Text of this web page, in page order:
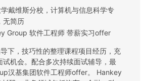
戴维斯分校，计算机与信息科学专
无简历
Group 软件工程师 带薪实习offer
下，技巧性的整理课程项目经历，充
试机会。配合多次持续面试辅导，最
汉基集团软件工程师offer。 Hankey